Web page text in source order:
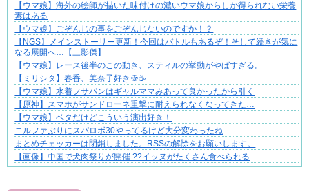
【ウマ娘】海外の絵師が描いた味付けの濃いウマ娘からしか得られない栄養
素はある
【ウマ娘】ごぞんじの事をごぞんじないのですか！？
【NGS】メインストーリー更新！今回はバトルもあるぞ！そして続きが気に
なる展開へ…【三影傑】
【ウマ娘】レース後半のこの動き、スティルの挙動がやばすぎる。
【ミリシタ】春香、美奈子好き🍪☕
【ウマ娘】水着フサパンはギャルママみあって良かったから引く
【原神】スマホがサンドローネ重撃に耐えられなくなってきた…
【ウマ娘】ベタだけどこういう演出好き！
ニルファぶりにスパロボ30やってるけど大分変わったね
まとめチェッカーは閉鎖しました。RSSの解除をお願いします。
【画像】中国で犬肉祭りが開催 ??イッヌがたくさん食べられる